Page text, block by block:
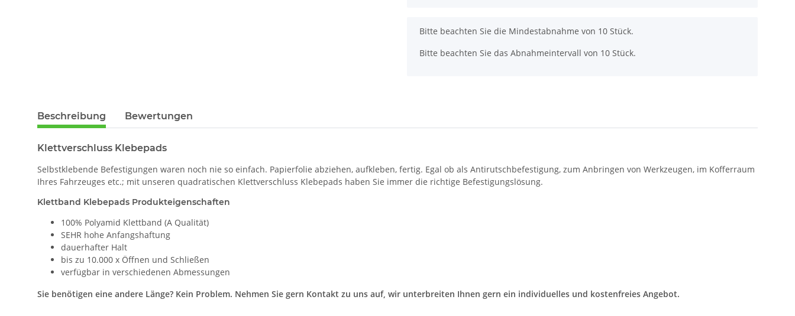
x
Bitte beachten Sie die Mindestabnahme von 10 Stück.
Bitte beachten Sie das Abnahmeintervall von 10 Stück.
Beschreibung Bewertungen
Klettverschluss Klebepads
Selbstklebende Befestigungen waren noch nie so einfach. Papierfolie abziehen, aufkleben, fertig. Egal ob als Antirutschbefestigung, zum Anbringen von Werkzeugen, im Kofferraum
Ihres Fahrzeuges etc.; mit unseren quadratischen Klettverschluss Klebepads haben Sie immer die richtige Befestigungslösung.
Klettband Klebepads Produkteigenschaften
100% Polyamid Klettband (A Qualität)
SEHR hohe Anfangshaftung
dauerhafter Halt
bis zu 10.000 x Öffnen und Schließen
verfügbar in verschiedenen Abmessungen
Sie benötigen eine andere Länge? Kein Problem. Nehmen Sie gern Kontakt zu uns auf, wir unterbreiten Ihnen gern ein individuelles und kostenfreies Angebot.